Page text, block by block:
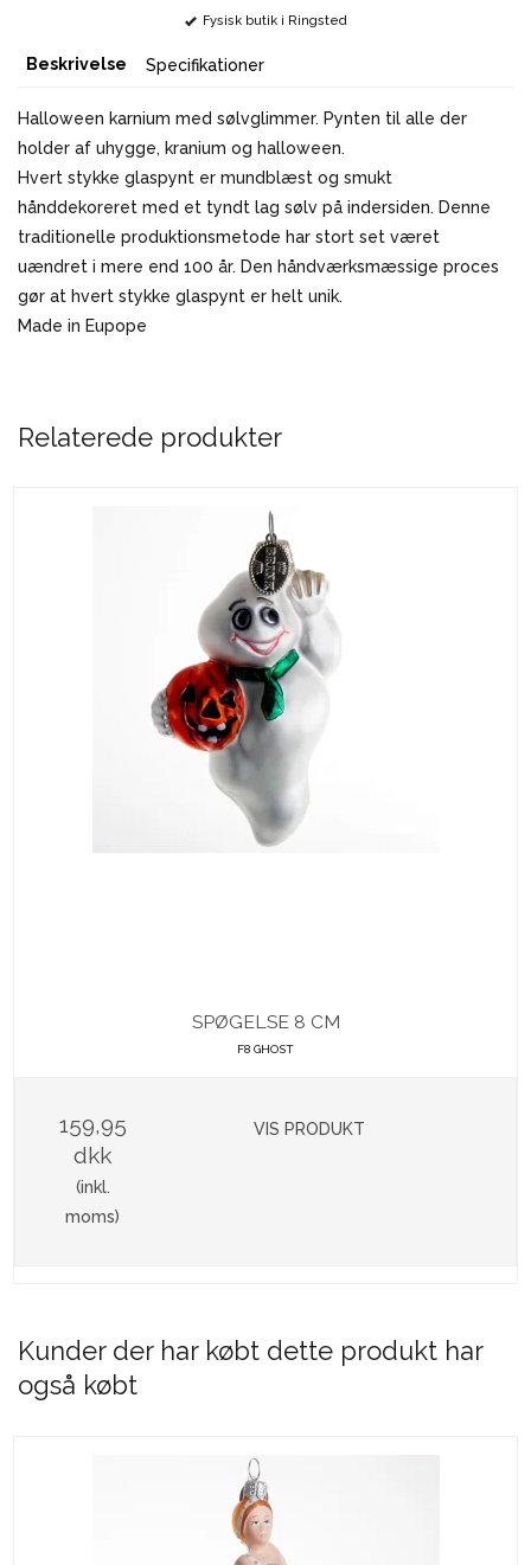
Fysisk butik i Ringsted
Beskrivelse Specifikationer
Halloween karnium med sølvglimmer. Pynten til alle der
holder af uhygge, kranium og halloween.
Hvert stykke glaspynt er mundblæst og smukt
hånddekoreret med et tyndt lag sølv på indersiden. Denne
traditionelle produktionsmetode har stort set været
uændret i mere end 100 år. Den håndværksmæssige proces
gør at hvert stykke glaspynt er helt unik.
Made in Eupope
Relaterede produkter
SPØGELSE 8 CM
F8 GHOST
159,95
dkk
(inkl.
moms)
VIS PRODUKT
Kunder der har købt dette produkt har
også købt